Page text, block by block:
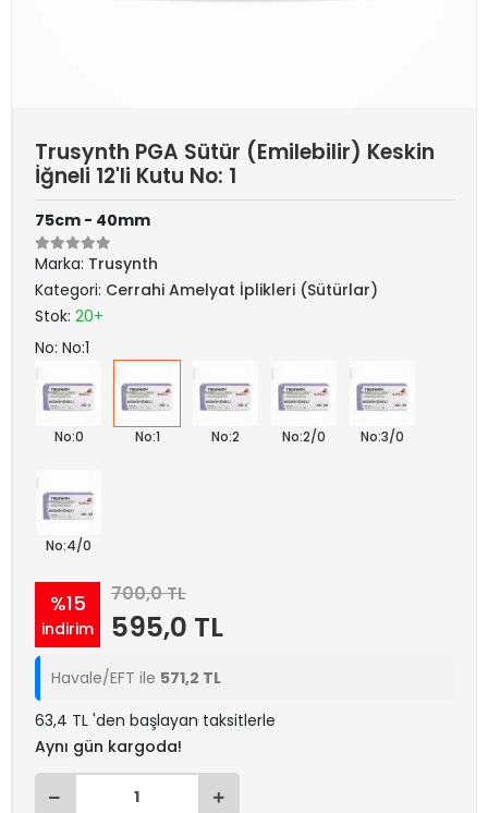
Trusynth PGA Sütür (Emilebilir) Keskin
İğneli 12'li Kutu No: 1
75cm - 40mm
Marka: Trusynth
Kategori: Cerrahi Amelyat İplikleri (Sütürlar)
Stok: 20+
No: No:1
No:0 No:1 No:2 No:2/0 No:3/0
No:4/0
%15
indirim
700,0 TL
595,0 TL
Havale/EFT ile 571,2 TL
63,4 TL 'den başlayan taksitlerle
Aynı gün kargoda!